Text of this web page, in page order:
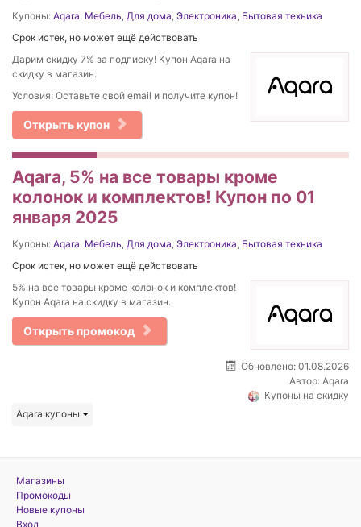
Купоны: Aqara, Мебель, Для дома, Электроника, Бытовая техника
Срок истек, но может ещё действовать
Дарим скидку 7% за подписку! Купон Aqara на
скидку в магазин.
Условия: Оставьте свой email и получите купон!
Открыть купон
Aqara, 5% на все товары кроме
колонок и комплектов! Купон по 01
января 2025
Купоны: Aqara, Мебель, Для дома, Электроника, Бытовая техника
Срок истек, но может ещё действовать
5% на все товары кроме колонок и комплектов!
Купон Aqara на скидку в магазин.
Открыть промокод
Обновлено: 01.08.2026
Автор: Aqara
Купоны на скидку
Aqara купоны
Магазины
Промокоды
Новые купоны
Вход